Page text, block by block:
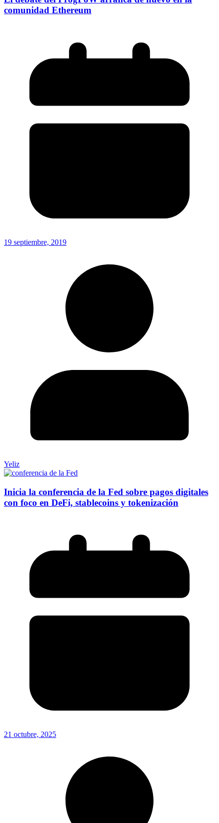
comunidad Ethereum
19 septiembre, 2019
Yeliz
Inicia la conferencia de la Fed sobre pagos digitales
con foco en DeFi, stablecoins y tokenización
21 octubre, 2025